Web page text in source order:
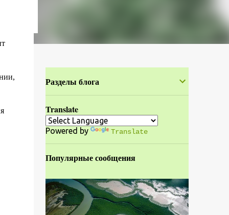
Разделы блога
Translate
Powered by Translate
Популярные сообщения